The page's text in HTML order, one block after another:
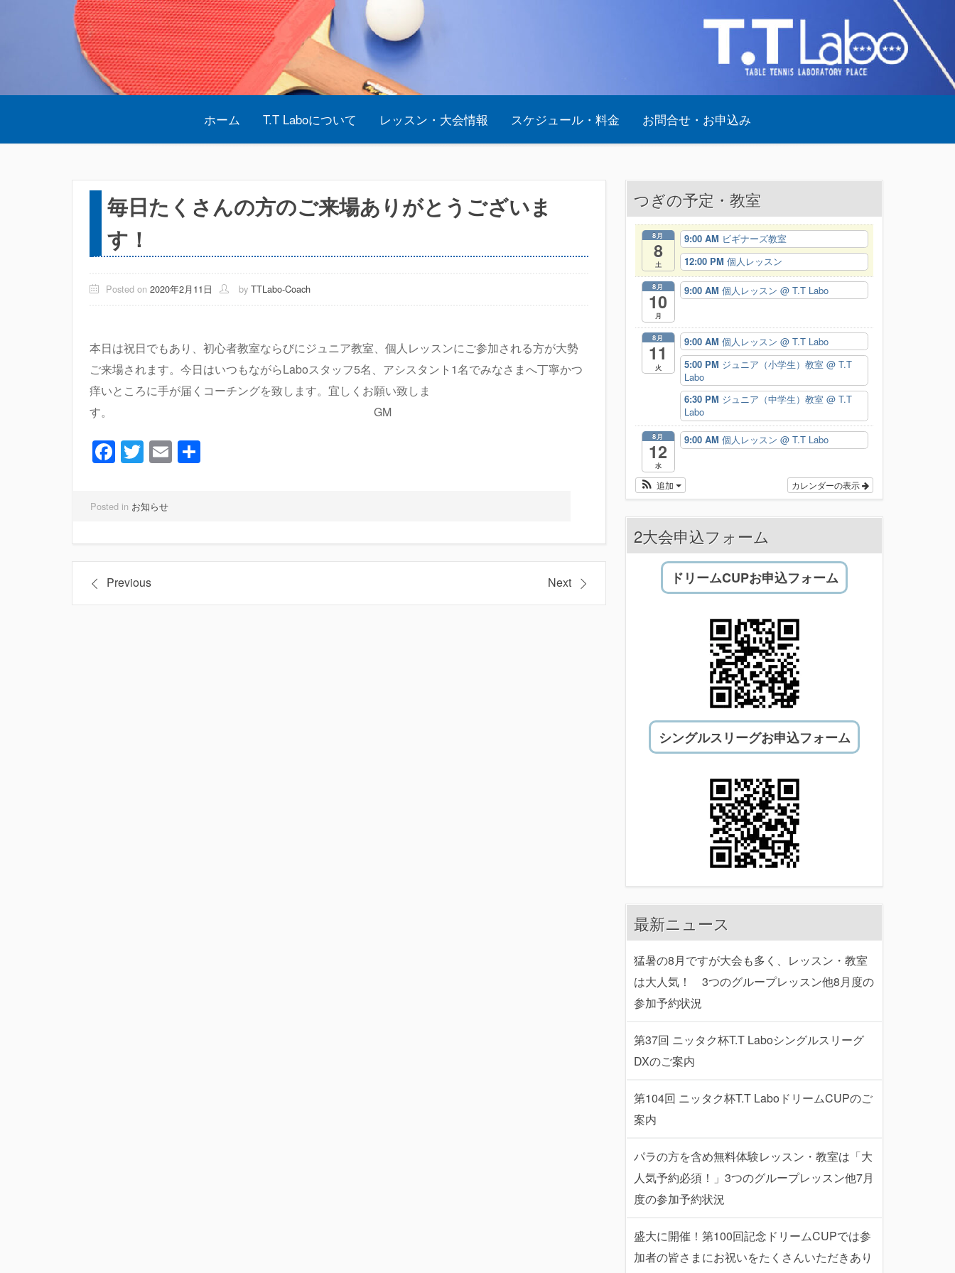
ホーム T.T Laboについて レッスン・大会情報 スケジュール・料金 お問合せ・お申込み
毎日たくさんの方のご来場ありがとうございま
す！
Posted on 2020年2月11日 by TTLabo-Coach
本日は祝日でもあり、初心者教室ならびにジュニア教室、個人レッスンにご参加される方が大勢
ご来場されます。今日はいつもながらLaboスタッフ5名、アシスタント1名でみなさまへ丁寧かつ
痒いところに手が届くコーチングを致します。宜しくお願い致しま
す。 GM
Facebook
Twitter
Email
Posted in お知らせ
投
稿
Previous Next
つぎの予定・教室
8月
8
土
9:00 AM ビギナーズ教室
12:00 PM 個人レッスン
8月
10
月
9:00 AM 個人レッスン @ T.T Labo
8月
11
火
9:00 AM 個人レッスン @ T.T Labo
5:00 PM ジュニア（小学生）教室 @ T.T
Labo
6:30 PM ジュニア（中学生）教室 @ T.T
Labo
8月
12
水
9:00 AM 個人レッスン @ T.T Labo
カレンダーの表示
追加
2大会申込フォーム
ドリームCUPお申込フォーム
シングルスリーグお申込フォーム
最新ニュース
猛暑の8月ですが大会も多く、レッスン・教室
は大人気！ 3つのグループレッスン他8月度の
参加予約状況
第37回 ニッタク杯T.T Laboシングルスリーグ
DXのご案内
第104回 ニッタク杯T.T LaboドリームCUPのご
案内
パラの方を含め無料体験レッスン・教室は「大
人気予約必須！」3つのグループレッスン他7月
度の参加予約状況
盛大に開催！第100回記念ドリームCUPでは参
加者の皆さまにお祝いをたくさんいただきあり